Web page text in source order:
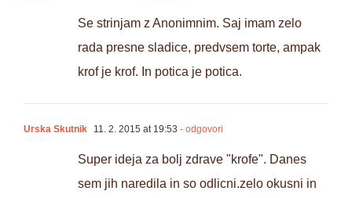
Se strinjam z Anonimnim. Saj imam zelo
rada presne sladice, predvsem torte, ampak
krof je krof. In potica je potica.
Urska Skutnik 11. 2. 2015 at 19:53 - odgovori
Super ideja za bolj zdrave "krofe". Danes
sem jih naredila in so odlicni.zelo okusni in